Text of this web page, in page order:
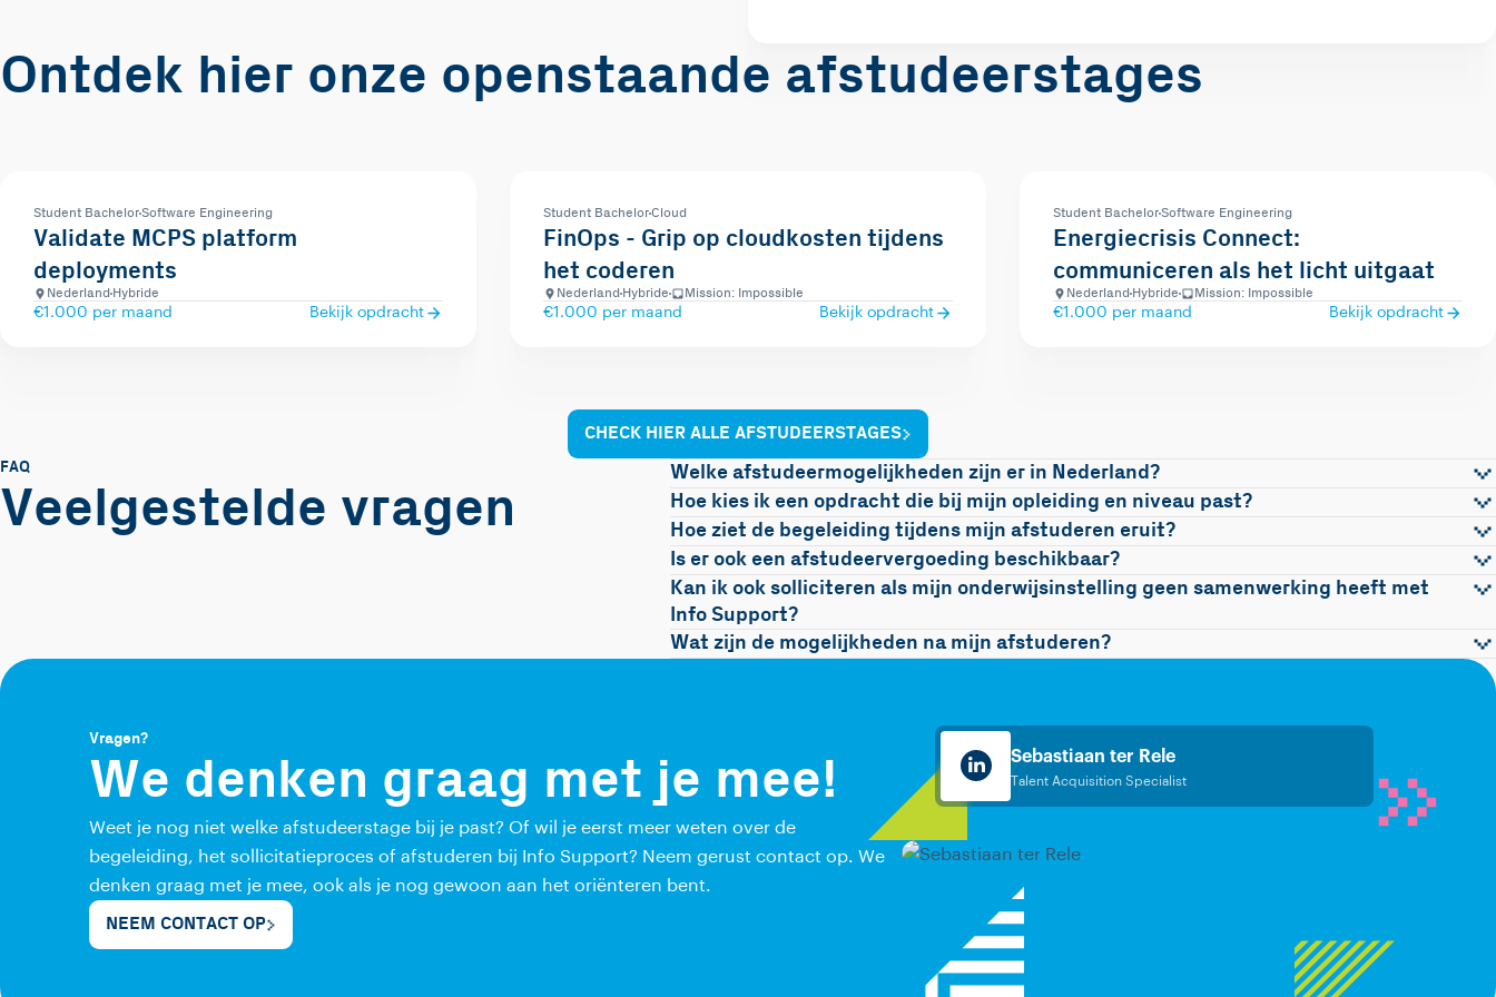
Ontdek hier onze openstaande afstudeerstages
Student BachelorSoftware Engineering
Validate MCPS platform
deployments
Nederland Hybride
€1.000 per maand Bekijk opdracht
Student BachelorCloud
FinOps - Grip op cloudkosten tijdens
het coderen
Nederland Hybride Mission: Impossible
€1.000 per maand Bekijk opdracht
Student BachelorSoftware Engineering
Energiecrisis Connect:
communiceren als het licht uitgaat
Nederland Hybride Mission: Impossible
€1.000 per maand Bekijk opdracht
CHECK HIER ALLE AFSTUDEERSTAGES
FAQ
Veelgestelde vragen
Welke afstudeermogelijkheden zijn er in Nederland?
Hoe kies ik een opdracht die bij mijn opleiding en niveau past?
Hoe ziet de begeleiding tijdens mijn afstuderen eruit?
Is er ook een afstudeervergoeding beschikbaar?
Kan ik ook solliciteren als mijn onderwijsinstelling geen samenwerking heeft met
Info Support?
Wat zijn de mogelijkheden na mijn afstuderen?
Vragen?
We denken graag met je mee!
Weet je nog niet welke afstudeerstage bij je past? Of wil je eerst meer weten over de
begeleiding, het sollicitatieproces of afstuderen bij Info Support? Neem gerust contact op. We
denken graag met je mee, ook als je nog gewoon aan het oriënteren bent.
NEEM CONTACT OP
Sebastiaan ter Rele
Talent Acquisition Specialist